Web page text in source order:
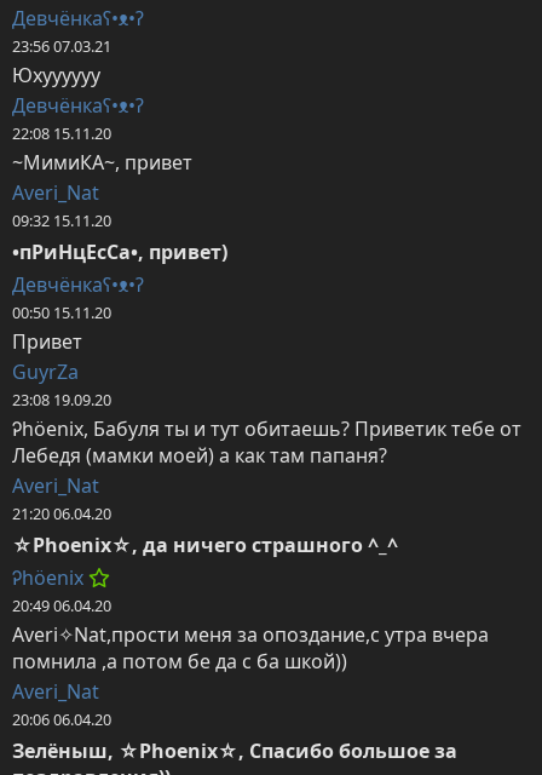
Девчёнкаʕ•ᴥ•ʔ
23:56 07.03.21
Юхуууууу
Девчёнкаʕ•ᴥ•ʔ
22:08 15.11.20
~МимиКА~, привет
Averi_Nat
09:32 15.11.20
•пРиНцЕсСа•, привет)
Девчёнкаʕ•ᴥ•ʔ
00:50 15.11.20
Привет
GuyrZa
23:08 19.09.20
Ꭾhöenix, Бабуля ты и тут обитаешь? Приветик тебе от
Лебедя (мамки моей) а как там папаня?
Averi_Nat
21:20 06.04.20
☆Phoenix☆, да ничего страшного ^_^
Ꭾhöenix
20:49 06.04.20
Averi✧Nat,прости меня за опоздание,с утра вчера
помнила ,а потом бе да с ба шкой))
Averi_Nat
20:06 06.04.20
Зелёныш, ☆Phoenix☆, Спасибо большое за